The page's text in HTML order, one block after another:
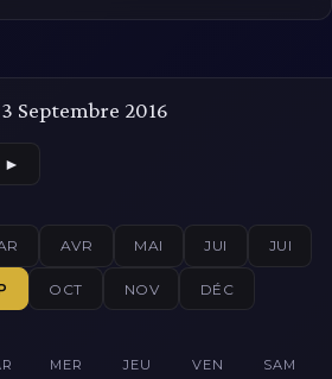
Septembre 2016
►
AVR MAI JUI JUI
OCT NOV DÉC
MER JEU VEN SAM